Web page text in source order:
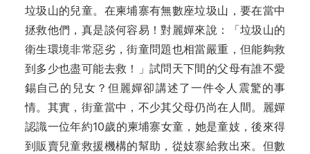
垃圾山的兒童。在柬埔寨有無數座垃圾山，要在當中
拯救他們，真是談何容易！對麗嬋來說：「垃圾山的
衛生環境非常惡劣，街童問題也相當嚴重，但能夠救
到多少也盡可能去救！」試問天下間的父母有誰不愛
錫自己的兒女？但麗嬋卻講述了一件令人震驚的事
情。其實，街童當中，不少其父母仍尚在人間。麗嬋
認識一位年約10歲的柬埔寨女童，她是童妓，後來得
到販賣兒童救援機構的幫助，從妓寨給救出來。但數